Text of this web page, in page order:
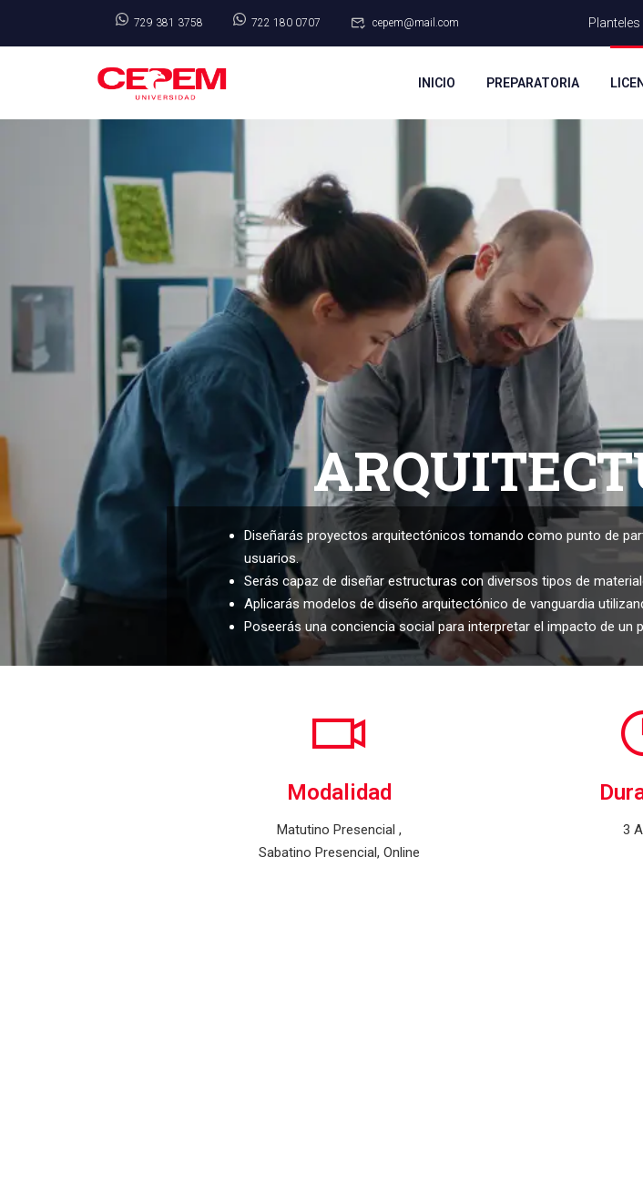
729 381 3758 722 180 0707 cepem@mail.com Planteles
INICIO PREPARATORIA
Diseñarás proyectos arquitectónicos tomando como punto de
usuarios.
Serás capaz de diseñar estructuras con diversos tipos de
Aplicarás modelos de diseño arquitectónico de vanguardia
Poseerás una conciencia social para interpretar el impacto de un
Modalidad
Matutino Presencial ,
Sabatino Presencial, Online
3